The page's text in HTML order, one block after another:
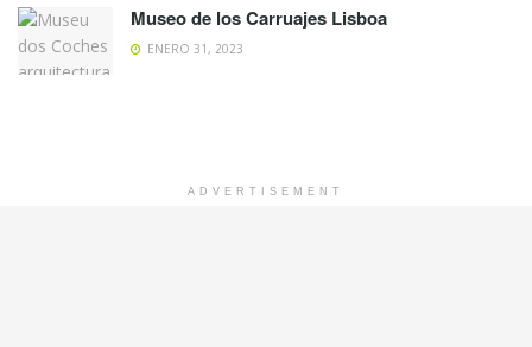
Museo de los Carruajes Lisboa
ENERO 31, 2023
ADVERTISEMENT